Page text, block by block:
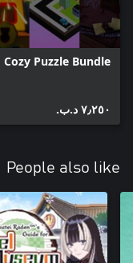
Cozy Puzzle Bundle
٧٫٢٥٠ د.ب.‏
People also like